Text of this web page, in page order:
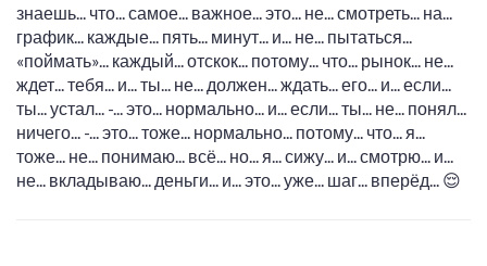
знаешь... что... самое... важное... это... не... смотреть... на...
график... каждые... пять... минут... и... не... пытаться...
«поймать»... каждый... отскок... потому... что... рынок... не...
ждет... тебя... и... ты... не... должен... ждать... его... и... если...
ты... устал... -... это... нормально... и... если... ты... не... понял...
ничего... -... это... тоже... нормально... потому... что... я...
тоже... не... понимаю... всё... но... я... сижу... и... смотрю... и...
не... вкладываю... деньги... и... это... уже... шаг... вперёд... 😌